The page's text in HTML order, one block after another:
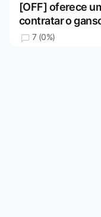
[OFF] oferece
contratar o
7 (0%)